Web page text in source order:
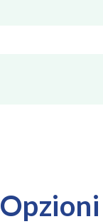
Opzioni